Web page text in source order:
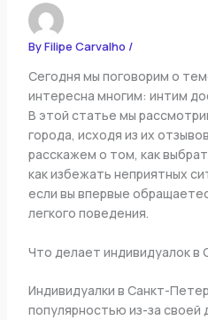
ByFilipe Carvalho /
Сегодня мы поговорим о
интересна многим: интим
В этой статье мы
города, исходя из их
расскажем о том, как
как избежать неприятных
если вы впервые
легкого поведения.
Что делает индивидуалок в
Индивидуалки в Санкт-
популярностью из-за своей